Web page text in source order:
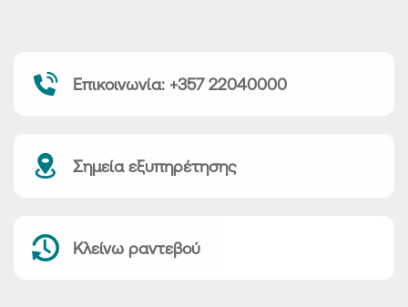
Επικοινωνία: +357 22040000
Σημεία εξυπηρέτησης
Κλείνω ραντεβού